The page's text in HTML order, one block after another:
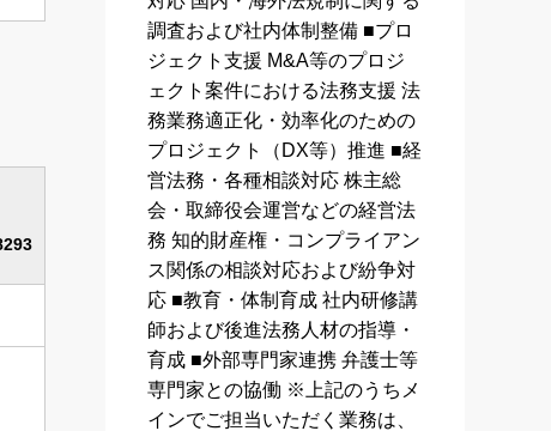
調査および社内体制整備 ■プロ
ジェクト支援 M&A等のプロジ
ェクト案件における法務支援 法
務業務適正化・効率化のための
プロジェクト（DX等）推進 ■経
営法務・各種相談対応 株主総
会・取締役会運営などの経営法
務 知的財産権・コンプライアン
ス関係の相談対応および紛争対
応 ■教育・体制育成 社内研修講
師および後進法務人材の指導・
育成 ■外部専門家連携 弁護士等
専門家との協働 ※上記のうちメ
インでご担当いただく業務は、